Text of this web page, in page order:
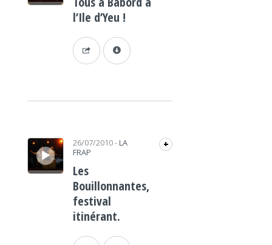
l’Ile d’Yeu !
Lecteur audio 26/07/2010- LA
FRAP
+
Les
Bouillonnantes,
festival
itinérant.